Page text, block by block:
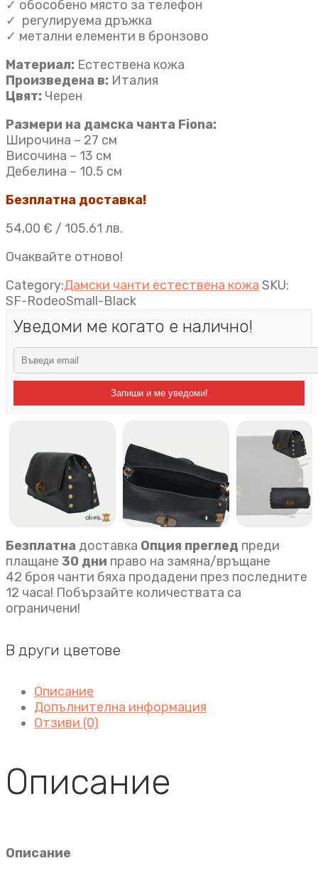
✓ обособено място за телефон
✓ регулируема дръжка
✓ метални елементи в бронзово
Материал: Естествена кожа
Произведена в: Италия
Цвят: Черен
Размери на дамска чанта Fiona:
Широчина – 27 см
Височина – 13 см
Дебелина – 10.5 см
Безплатна доставка!
54,00 € / 105.61 лв.
Очаквайте отново!
Category:Дамски чанти естествена кожа SKU:
SF-RodeoSmall-Black
Уведоми ме когато е налично!
Запиши и ме уведоми!
Безплатна доставка Опция преглед преди
плащане 30 дни право на замяна/връщане
42 броя чанти бяха продадени през последните
12 часа! Побързайте количествата са
ограничени!
В други цветове
Описание
Допълнителна информация
Отзиви (0)
Описание
Описание